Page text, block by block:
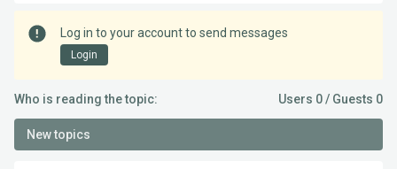
Log in to your account to send messages
Login
Who is reading the topic: Users 0 / Guests 0
New topics